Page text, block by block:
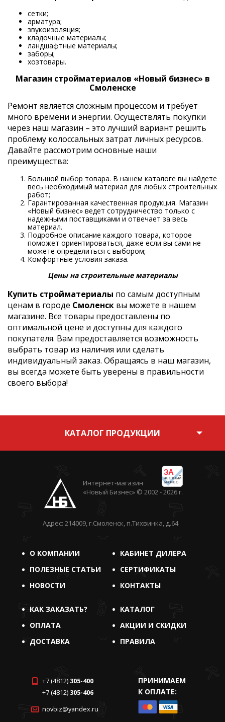
сетки;
арматура;
звукоизоляция;
кладочные материалы;
ландшафтные материалы;
заборы;
хозтовары.
Магазин стройматериалов «Новый бизнес» в
Смоленске
Ремонт является сложным процессом и требует
много времени и энергии. Осуществлять покупки
через наш магазин – это лучший вариант решить
проблему колоссальных затрат личных ресурсов.
Давайте рассмотрим основные наши
преимущества:
Большой выбор товара. В нашем каталоге вы найдете
весь необходимый материал для любых строительных
работ;
Гарантированная качественная продукция. Магазин
«Новый бизнес» ведет сотрудничество только с
надежными поставщиками и отвечает за весь
материал.
Подробное описание каждого товара, которое
поможет ориентироваться, даже если вы сами не
можете определиться с выбором;
Комфортные условия заказа.
Цены на строительные материалы
Купить стройматериалы по самым доступным
ценам в городе Смоленск вы можете в нашем
магазине. Все товары предоставлены по
оптимальной цене и доступны для каждого
покупателя. Вам предоставляется возможность
выбрать товар из наличия или сделать
индивидуальный заказ. Обращаясь в наш магазин,
вы всегда можете быть уверены в правильности
своего выбора!
КАТАЛОГ ПРОДУКЦИИ
ЗА
ЧЕСТНЫЙ
БИЗНЕС
Интернет-магазин
«Новый Бизнес» © 2002 - 2026 г.
Адрес: 214009, г.Смоленск, п.Тихвинка, д.64
О КОМПАНИИ
КАБИНЕТ ДИЛЕРА
ПОЛЕЗНЫЕ СТАТЬИ
СЕРТИФИКАТЫ
НОВОСТИ
КОНТАКТЫ
КАК ЗАКАЗАТЬ?
КАТАЛОГ
ОПЛАТА
АКЦИИ И СКИДКИ
ДОСТАВКА
ПРАВИЛА
+7 (4812) 305-400
+7 (4812) 305-406
novbiz@yandex.ru
ПРИНИМАЕМ
К ОПЛАТЕ: